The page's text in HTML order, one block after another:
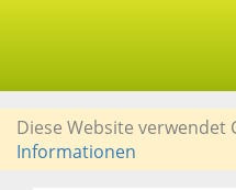
Diese Website verwendet
Informationen